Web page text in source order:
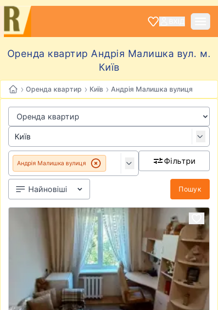
Оренда квартир Андрія Малишка вул. м.
Київ
› Оренда квартир › Київ › Андрія Малишка вулиця
Андрія Малишка вулиця Фільтри
Пошук